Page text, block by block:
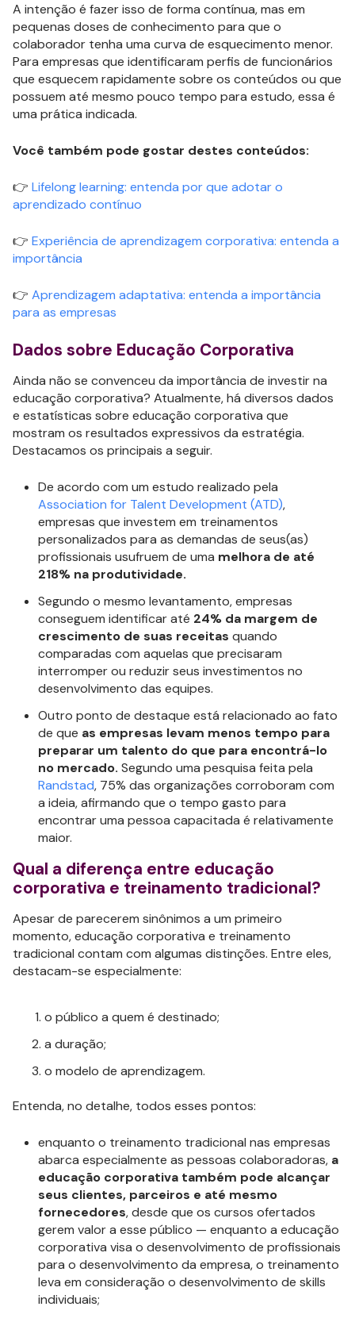
A intenção é fazer isso de forma contínua, mas em
pequenas doses de conhecimento para que o
colaborador tenha uma curva de esquecimento menor.
Para empresas que identificaram perfis de funcionários
que esquecem rapidamente sobre os conteúdos ou que
possuem até mesmo pouco tempo para estudo, essa é
uma prática indicada.
Você também pode gostar destes conteúdos:
👉 Lifelong learning: entenda por que adotar o
aprendizado contínuo
👉 Experiência de aprendizagem corporativa: entenda a
importância
👉 Aprendizagem adaptativa: entenda a importância
para as empresas
Dados sobre Educação Corporativa
Ainda não se convenceu da importância de investir na
educação corporativa? Atualmente, há diversos dados
e estatísticas sobre educação corporativa que
mostram os resultados expressivos da estratégia.
Destacamos os principais a seguir.
De acordo com um estudo realizado pela
Association for Talent Development (ATD),
empresas que investem em treinamentos
personalizados para as demandas de seus(as)
profissionais usufruem de uma melhora de até
218% na produtividade.
Segundo o mesmo levantamento, empresas
conseguem identificar até 24% da margem de
crescimento de suas receitas quando
comparadas com aquelas que precisaram
interromper ou reduzir seus investimentos no
desenvolvimento das equipes.
Outro ponto de destaque está relacionado ao fato
de que as empresas levam menos tempo para
preparar um talento do que para encontrá-lo
no mercado. Segundo uma pesquisa feita pela
Randstad, 75% das organizações corroboram com
a ideia, afirmando que o tempo gasto para
encontrar uma pessoa capacitada é relativamente
maior.
Qual a diferença entre educação
corporativa e treinamento tradicional?
Apesar de parecerem sinônimos a um primeiro
momento, educação corporativa e treinamento
tradicional contam com algumas distinções. Entre eles,
destacam-se especialmente:
o público a quem é destinado;
a duração;
o modelo de aprendizagem.
Entenda, no detalhe, todos esses pontos:
enquanto o treinamento tradicional nas empresas
abarca especialmente as pessoas colaboradoras, a
educação corporativa também pode alcançar
seus clientes, parceiros e até mesmo
fornecedores, desde que os cursos ofertados
gerem valor a esse público — enquanto a educação
corporativa visa o desenvolvimento de profissionais
para o desenvolvimento da empresa, o treinamento
leva em consideração o desenvolvimento de skills
individuais;